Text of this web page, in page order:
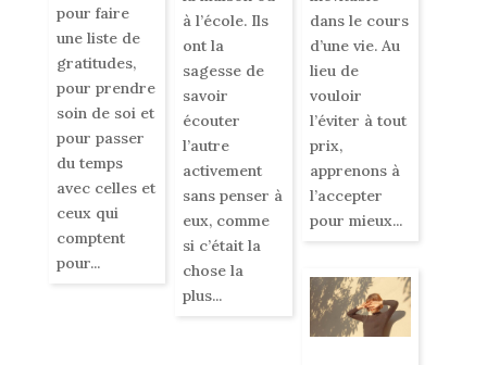
pour faire
une liste de
gratitudes,
pour prendre
soin de soi et
pour passer
du temps
avec celles et
ceux qui
comptent
pour...
à l’école. Ils
ont la
sagesse de
savoir
écouter
l’autre
activement
sans penser à
eux, comme
si c’était la
chose la
plus...
dans le cours
d’une vie. Au
lieu de
vouloir
l’éviter à tout
prix,
apprenons à
l’accepter
pour mieux...